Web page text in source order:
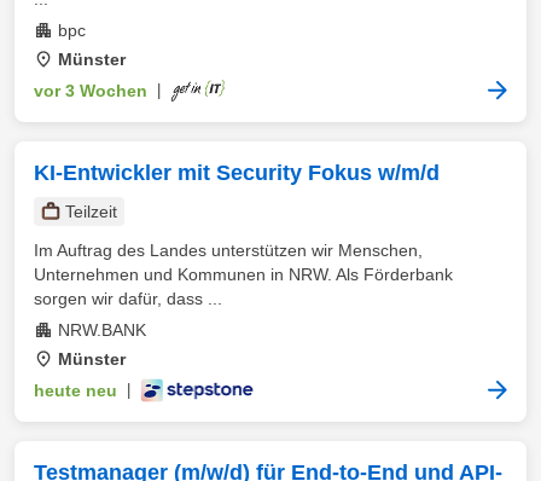
bpc
Münster
vor 3 Wochen
KI-Entwickler mit Security Fokus w/m/d
Teilzeit
Im Auftrag des Landes unterstützen wir Menschen,
Unternehmen und Kommunen in NRW. Als Förderbank
sorgen wir dafür, dass ...
NRW.BANK
Münster
heute neu
Testmanager (m/w/d) für End-to-End und API-